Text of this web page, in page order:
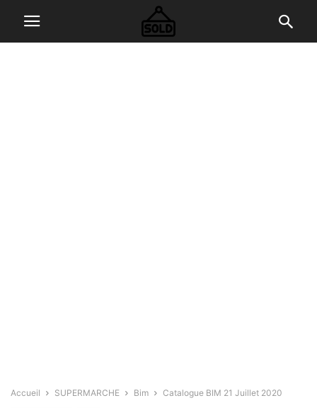
Accueil SUPERMARCHE Bim Catalogue BIM 21 Juillet 2020